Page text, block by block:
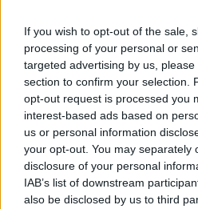
If you wish to opt-out of the sale,
processing of your personal or
targeted advertising by us,
section to confirm your selection.
opt-out request is processed you
interest-based ads based on
us or personal information
your opt-out. You may separately
disclosure of your personal
IAB’s list of downstream
also be disclosed by us to third
αξίζουν
14:03
Πέθανε ο εμβληματικός Ιταλός
Φραντσέσκο Γκουτσίνι
Σε ισχύ έως τις 20 Αυγούστου
ευλογιά των αιγοπροβάτων